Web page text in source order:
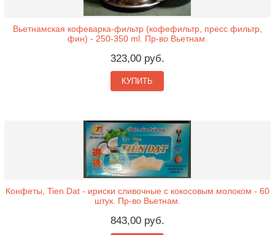
Вьетнамская кофеварка-фильтр (кофефильтр, пресс фильтр,
фин) - 250-350 ml. Пр-во Вьетнам.
323,00 руб.
КУПИТЬ
Конфеты, Tien Dat - ириски сливочные с кокосовым молоком - 60
штук. Пр-во Вьетнам.
843,00 руб.